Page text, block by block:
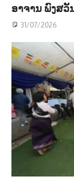
ອາຈານ ພົງສວັ
31/07/2026